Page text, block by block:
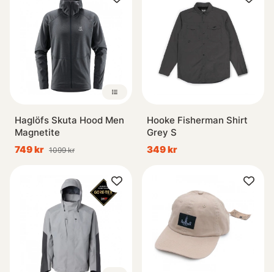
Haglöfs Skuta Hood Men
Magnetite
749 kr 1099 kr
Hooke Fisherman Shirt
Grey S
349 kr